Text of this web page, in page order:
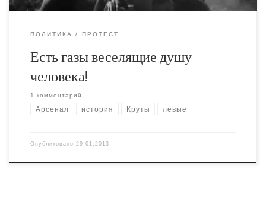
ПОЛИТИКА ПРОТЕСТ
Есть газы веселящие душу
человека!
1 комментарий
Арсенал история Круты левые
Опубликовано 29.01.2013